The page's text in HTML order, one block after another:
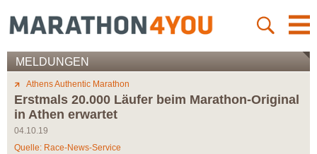
MELDUNGEN
Athens Authentic Marathon
Erstmals 20.000 Läufer beim Marathon-Original
in Athen erwartet
04.10.19
Quelle: Race-News-Service